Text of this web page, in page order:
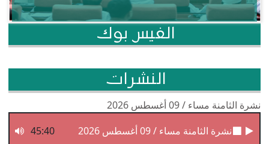
الفيس بوك
النشرات
نشرة الثامنة مساء / 09 أغسطس 2026
نشرة الثامنة مساء / 09 أغسطس 2026
45:40